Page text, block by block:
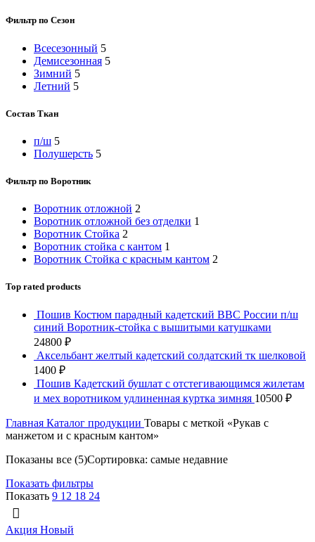
Фильтр по Сезон
Всесезонный 5
Демисезонная 5
Зимний 5
Летний 5
Состав Ткан
п/ш 5
Полушерсть 5
Фильтр по Воротник
Воротник отложной 2
Воротник отложной без отделки 1
Воротник Стойка 2
Воротник стойка с кантом 1
Воротник Стойка с красным кантом 2
Top rated products
Пошив Костюм парадный кадетский ВВС России п/ш
синий Воротник-стойка с вышитыми катушками
24800 ₽
Аксельбант желтый кадетский солдатский тк шелковой
1400 ₽
Пошив Кадетский бушлат с отстегивающимся жилетам
и мех воротником удлиненная куртка зимняя 10500 ₽
Главная Каталог продукции Товары с меткой «Рукав с
манжетом и с красным кантом»
Показаны все (5)Сортировка: самые недавние
Показать фильтры
Показать 9 12 18 24
Акция Новый